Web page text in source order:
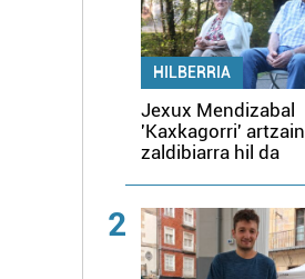
HILBERRIA
Jexux Mendizabal
'Kaxkagorri' artzain
zaldibiarra hil da
2